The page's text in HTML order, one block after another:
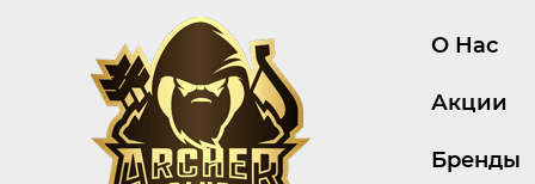
О Нас
Акции
Бренды